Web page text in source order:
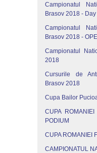
Campionatul
Brasov 2018 - Day
Campionatul
Brasov 2018 -
Campionatul
2018
Cursurile de
Brasov 2018
Cupa Bailor
CUPA
PODIUM
CUPA ROMANIEI
CAMPIONATUL